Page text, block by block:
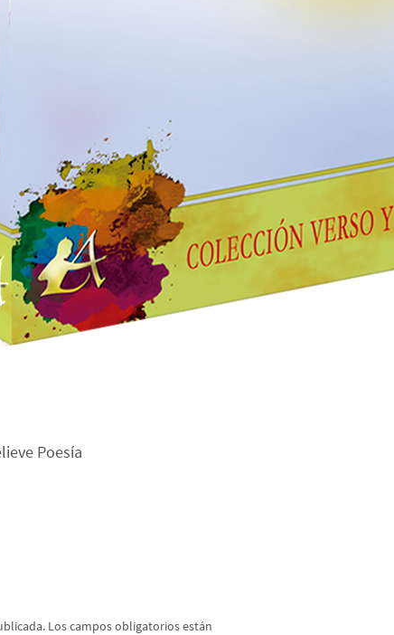
Poesía
Los campos obligatorios están